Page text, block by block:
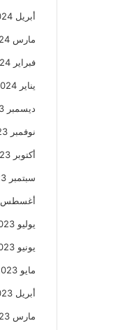
أبريل 2024
مارس 2024
فبراير 2024
يناير 2024
ديسمبر 2023
نوفمبر 2023
أكتوبر 2023
سبتمبر 2023
أغسطس 2023
يوليو 2023
يونيو 2023
مايو 2023
أبريل 2023
مارس 2023